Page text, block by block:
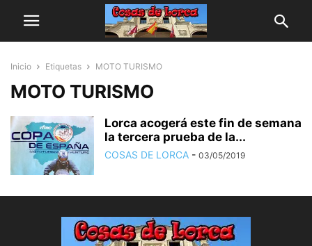
Inicio Etiquetas MOTO TURISMO
MOTO TURISMO
Lorca acogerá este fin de semana
la tercera prueba de la...
COSAS DE LORCA - 03/05/2019